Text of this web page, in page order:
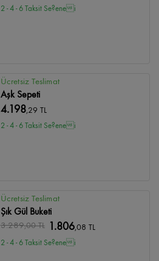
2 - 4 - 6 Taksit Se?enei
Ücretsiz Teslimat
Aşk Sepeti
4.198,29 TL
2 - 4 - 6 Taksit Se?enei
Ücretsiz Teslimat
Şık Gül Buketi
3.289,00 TL 1.806,08 TL
2 - 4 - 6 Taksit Se?enei